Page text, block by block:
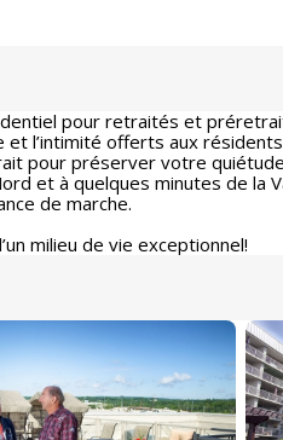
pour retraités et
et l’intimité offerts aux
pour préserver votre
et à quelques minutes de la
de marche.
milieu de vie exceptionnel!